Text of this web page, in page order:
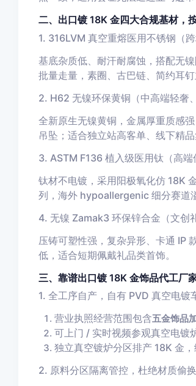
二、出口镀 18K 金四大合规基材，
1. 316LVM 真空重熔医用不锈钢（跨
基底杂质低、耐汗耐腐蚀，搭配无
批量走量，素圈、古巴链、简约耳钉
2. H62 无镍环保黄铜（中高端轻奢
全新原生无镍黄铜，金属厚重质感
吊坠；适合独立站高客单、线下精
3. ASTM F136 植入级医用钛（高端
钛材不电镀，采用阳极氧化仿 18K
列，海外 hypoallergenic 细分赛道
4. 无镍 Zamak3 环保锌合金（文创
压铸可塑性强，复杂异形、卡通 IP
低，适合短期佩戴礼品类首饰。
三、靠谱出口镀 18K 金饰品代工厂
1. 全工序自产，自有 PVD 真空电镀
营业执照经营范围包含五金饰品
可上门 / 实时视频参观真空电镀
独立真空镀炉分区排产 18K 金
2. 原料分区隔离管控，杜绝材质偷